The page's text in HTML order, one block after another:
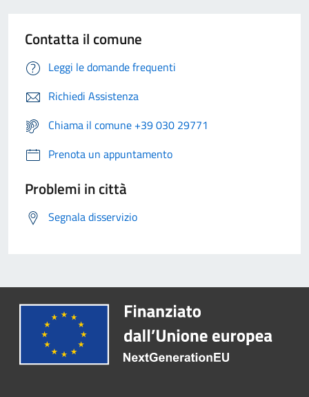
Contatta il comune
Leggi le domande frequenti
Richiedi Assistenza
Chiama il comune +39 030 29771
Prenota un appuntamento
Problemi in città
Segnala disservizio